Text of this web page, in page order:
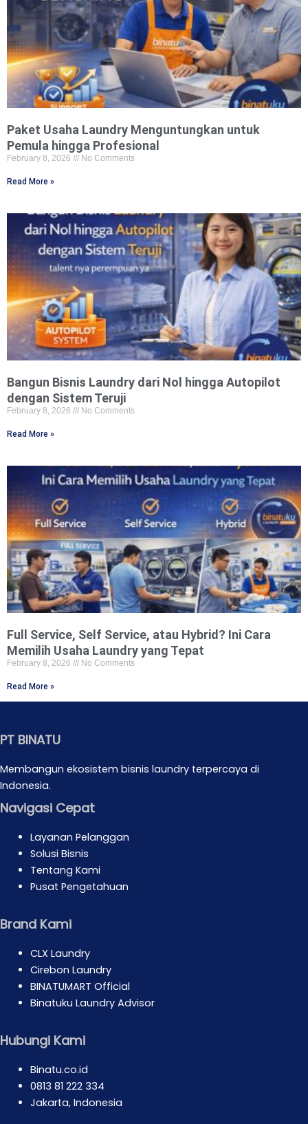
Paket Usaha Laundry Menguntungkan untuk
Pemula hingga Profesional
February 8, 2026 No Comments
Read More »
Bangun Bisnis Laundry dari Nol hingga Autopilot
dengan Sistem Teruji
February 8, 2026 No Comments
Read More »
Full Service, Self Service, atau Hybrid? Ini Cara
Memilih Usaha Laundry yang Tepat
February 8, 2026 No Comments
Read More »
PT BINATU
Membangun ekosistem bisnis laundry terpercaya di
Indonesia.
Navigasi Cepat
Layanan Pelanggan
Solusi Bisnis
Tentang Kami
Pusat Pengetahuan
Brand Kami
CLX Laundry
Cirebon Laundry
BINATUMART Official
Binatuku Laundry Advisor
Hubungi Kami
Binatu.co.id
0813 81 222 334
Jakarta, Indonesia